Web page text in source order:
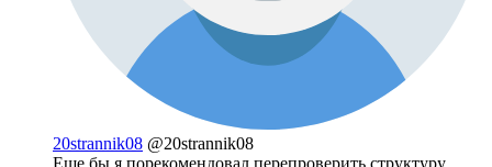
20strannik08 @20strannik08
Еще бы я порекомендовал перепроверить структуру